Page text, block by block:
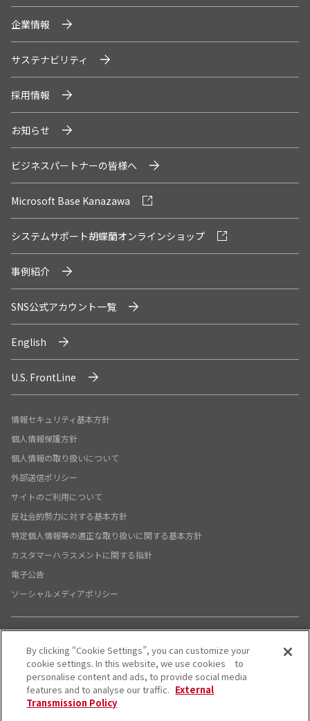
X公式アカウント YouTube公式アカウント
企業情報
サステナビリティ
採用情報
お知らせ
ビジネスパートナーの皆様へ
Microsoft Base Kanazawa
システムサポート胡蝶蘭オンラインショップ
事例紹介
SNS公式アカウント一覧
English
U.S. FrontLine
情報セキュリティ基本方針
個人情報保護方針
個人情報の取り扱いについて
外部送信ポリシー
サイトのご利用について
反社会的勢力に対する基本方針
特定個人情報等の適正な取り扱いに関する基本方針
カスタマーハラスメントに関する指針
電子公告
ソーシャルメディアポリシー
© System Support Inc.
By clicking “Cookie Settings”, you can customize your
cookie settings. In this website, we use cookies to
personalise content and ads, to provide social media
features and to analyse our traffic. External
Transmission Policy